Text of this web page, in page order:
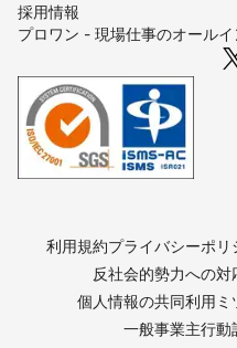
採用情報
プロワン - 現場仕事のオール
利用規約プライバシーポリ
反社会的勢力への対
個人情報の共同利用
一般事業主行動